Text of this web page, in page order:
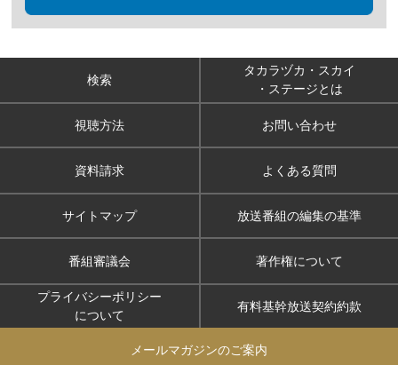
検索
タカラヅカ・スカイ
・ステージとは
視聴方法 お問い合わせ
資料請求 よくある質問
サイトマップ 放送番組の編集の基準
番組審議会 著作権について
プライバシーポリシー
について
有料基幹放送契約約款
メールマガジンのご案内